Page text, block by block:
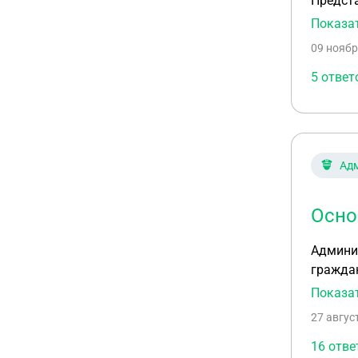
списали
09
5
этом.
27
16